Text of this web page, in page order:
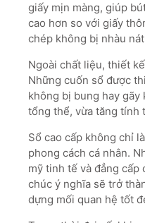
giấy mịn màng, giúp
cao hơn so với giấy
chép không bị nhàu
Ngoài chất liệu, thiết
Những cuốn sổ được
không bị bung hay gãy
tổng thể, vừa tăng tính
Sổ cao cấp không chỉ
phong cách cá nhân.
mỹ tinh tế và đẳng
chúc ý nghĩa sẽ trở
dựng mối quan hệ tốt